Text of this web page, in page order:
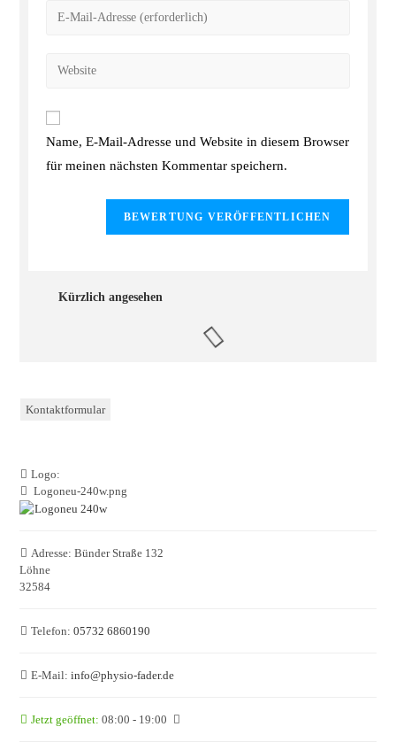
Name, E-Mail-Adresse und Website in diesem Browser
für meinen nächsten Kommentar speichern.
Kürzlich angesehen
Kontaktformular
Logo:
Logoneu-240w.png
Adresse: Bünder Straße 132
Löhne
32584
Telefon: 05732 6860190
E-Mail: info@physio-fader.de
Jetzt geöffnet: 08:00 - 19:00